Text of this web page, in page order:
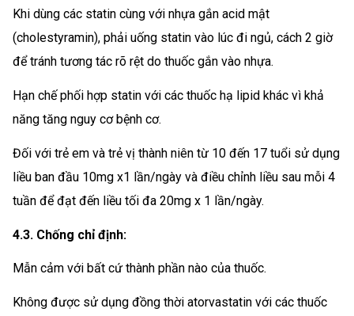
Khi dùng các statin cùng với nhựa gắn acid mật
(cholestyramin), phải uống statin vào lúc đi ngủ, cách 2 giờ
để tránh tương tác rõ rệt do thuốc gắn vào nhựa.
Hạn chế phối hợp statin với các thuốc hạ lipid khác vì khả
năng tăng nguy cơ bệnh cơ.
Đối với trẻ em và trẻ vị thành niên từ 10 đến 17 tuổi sử dụng
liều ban đầu 10mg x1 lần/ngày và điều chỉnh liều sau mỗi 4
tuần để đạt đến liều tối đa 20mg x 1 lần/ngày.
4.3. Chống chỉ định:
Mẫn cảm với bất cứ thành phần nào của thuốc.
Không được sử dụng đồng thời atorvastatin với các thuốc